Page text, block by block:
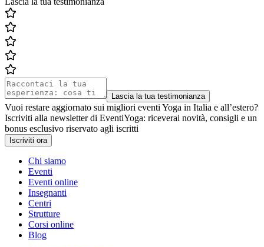
Lascia la tua testimonianza
Vuoi restare aggiornato sui migliori eventi Yoga in Italia e all’estero?
Iscriviti alla newsletter di EventiYoga: riceverai novità, consigli e un
bonus esclusivo riservato agli iscritti
Iscriviti ora
Chi siamo
Eventi
Eventi online
Insegnanti
Centri
Strutture
Corsi online
Blog